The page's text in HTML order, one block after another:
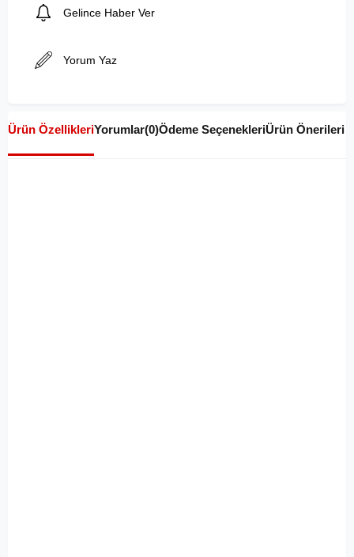
Gelince Haber Ver
Yorum Yaz
Ürün ÖzellikleriYorumlar(0)Ödeme SeçenekleriÜrün Önerileri